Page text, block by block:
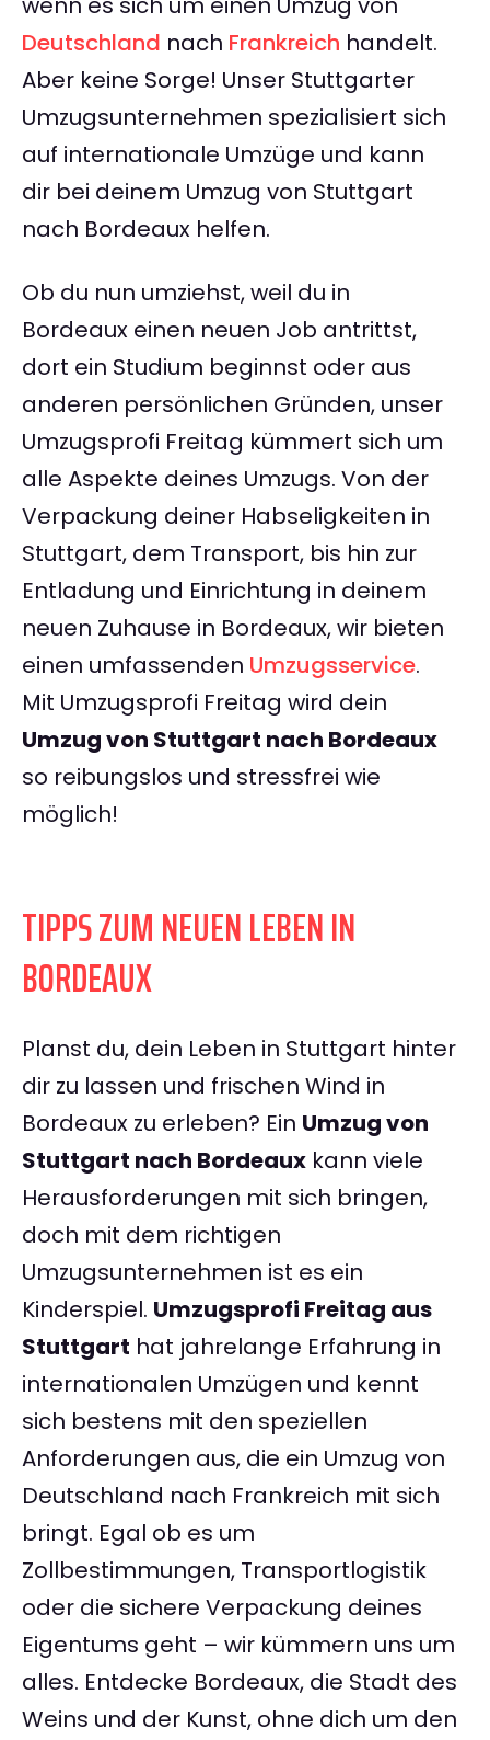
Deutschland nach Frankreich handelt.
Aber keine Sorge! Unser Stuttgarter
Umzugsunternehmen spezialisiert sich
auf internationale Umzüge und kann
dir bei deinem Umzug von Stuttgart
nach Bordeaux helfen.
Ob du nun umziehst, weil du in
Bordeaux einen neuen Job antrittst,
dort ein Studium beginnst oder aus
anderen persönlichen Gründen, unser
Umzugsprofi Freitag kümmert sich um
alle Aspekte deines Umzugs. Von der
Verpackung deiner Habseligkeiten in
Stuttgart, dem Transport, bis hin zur
Entladung und Einrichtung in deinem
neuen Zuhause in Bordeaux, wir bieten
einen umfassenden Umzugsservice.
Mit Umzugsprofi Freitag wird dein
Umzug von Stuttgart nach Bordeaux
so reibungslos und stressfrei wie
möglich!
TIPPS ZUM NEUEN LEBEN IN
BORDEAUX
Planst du, dein Leben in Stuttgart hinter
dir zu lassen und frischen Wind in
Bordeaux zu erleben? Ein Umzug von
Stuttgart nach Bordeaux kann viele
Herausforderungen mit sich bringen,
doch mit dem richtigen
Umzugsunternehmen ist es ein
Kinderspiel. Umzugsprofi Freitag aus
Stuttgart hat jahrelange Erfahrung in
internationalen Umzügen und kennt
sich bestens mit den speziellen
Anforderungen aus, die ein Umzug von
Deutschland nach Frankreich mit sich
bringt. Egal ob es um
Zollbestimmungen, Transportlogistik
oder die sichere Verpackung deines
Eigentums geht – wir kümmern uns um
alles. Entdecke Bordeaux, die Stadt des
Weins und der Kunst, ohne dich um den